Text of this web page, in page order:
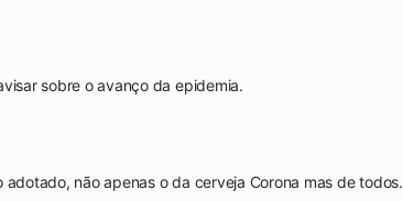
sobre o avanço da epidemia.
não apenas o da cerveja Corona mas de todos.